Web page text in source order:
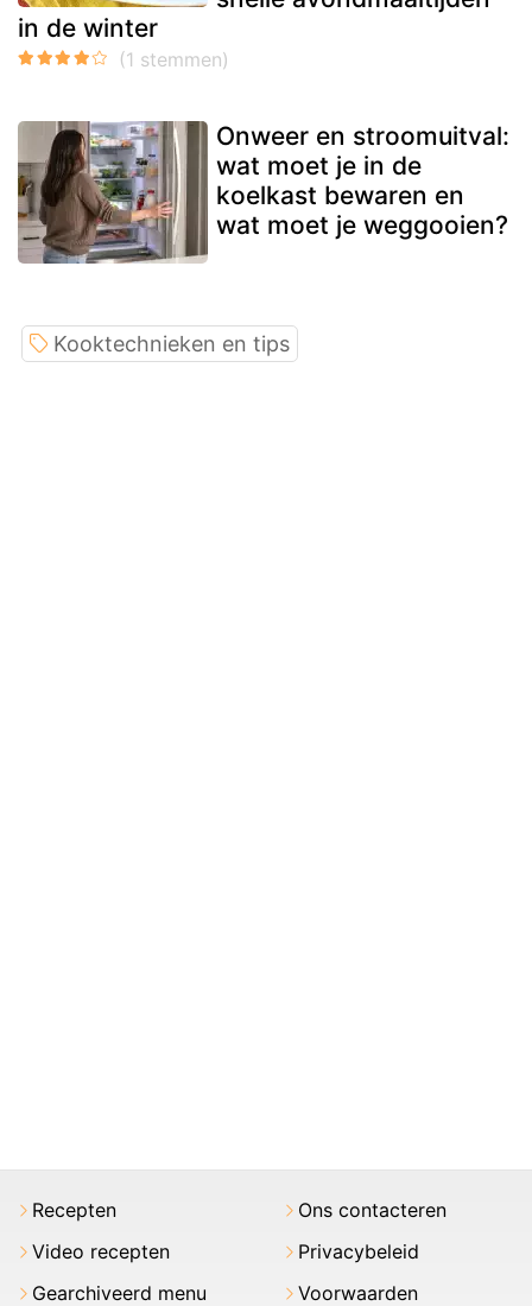
in de winter
Onweer en stroomuitval:
wat moet je in de
koelkast bewaren en
wat moet je weggooien?
Kooktechnieken en tips
Recepten
Video recepten
Gearchiveerd menu
Ons contacteren
Privacybeleid
Voorwaarden